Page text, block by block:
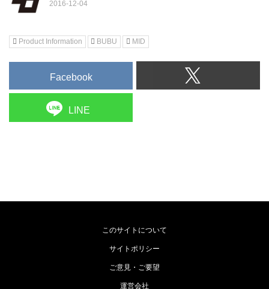
Product Information BUBU MID
Facebook
LINE
このサイトについて
サイトポリシー
ご意見・ご要望
運営会社